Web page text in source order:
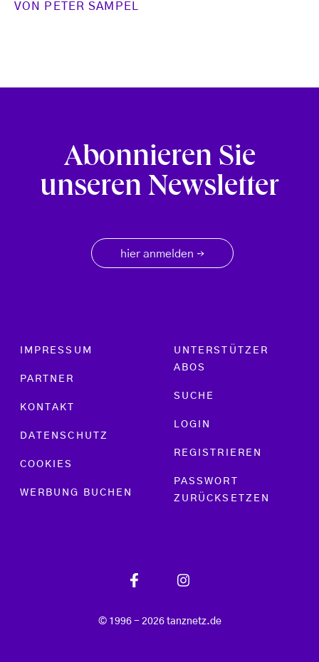
VON
PETER SAMPEL
Abonnieren Sie
unseren Newsletter
hier anmelden →
Footer menu
IMPRESSUM
PARTNER
KONTAKT
DATENSCHUTZ
COOKIES
WERBUNG BUCHEN
UNTERSTÜTZER
ABOS
SUCHE
LOGIN
REGISTRIEREN
PASSWORT
ZURÜCKSETZEN
© 1996 - 2026 tanznetz.de